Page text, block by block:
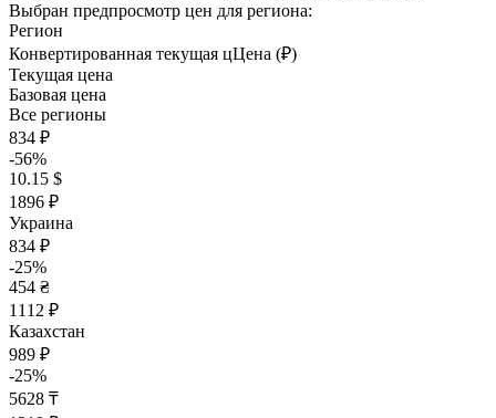
Выбран предпросмотр цен для региона:
Регион
Конвертированная текущая цЦена (₽)
Текущая цена
Базовая цена
Все регионы
834 ₽
-56%
10.15 $
1896 ₽
Украина
834 ₽
-25%
454 ₴
1112 ₽
Казахстан
989 ₽
-25%
5628 ₸